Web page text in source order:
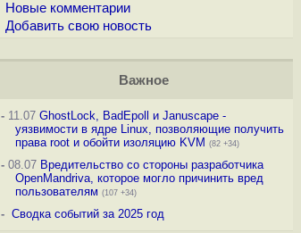
Новые комментарии
Добавить свою новость
Важное
-11.07 GhostLock, BadEpoll и Januscape -
уязвимости в ядре Linux, позволяющие получить
права root и обойти изоляцию KVM (82 +34)
-08.07 Вредительство со стороны разработчика
OpenMandriva, которое могло причинить вред
пользователям (107 +34)
- Сводка событий за 2025 год